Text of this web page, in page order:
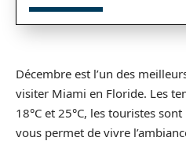
Décembre est l’un des
visiter Miami en Floride. Les
18°C et 25°C, les touristes
vous permet de vivre